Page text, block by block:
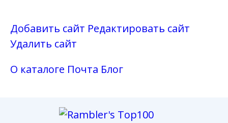
Добавить сайт Редактировать сайт
Удалить сайт
О каталоге Почта Блог